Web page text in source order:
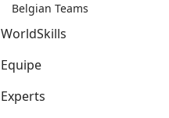
Belgian Teams
WorldSkills
Equipe
Experts